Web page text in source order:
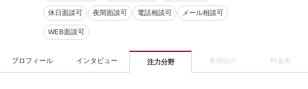
休日面談可 夜間面談可 電話相談可 メール相談可
WEB面談可
プロフィール インタビュー 注力分野 事例紹介 料金表